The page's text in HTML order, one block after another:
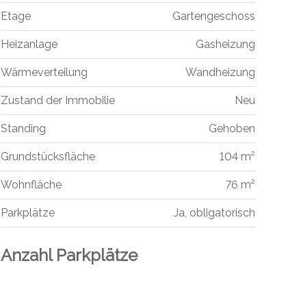
Etage Gartengeschoss
Heizanlage Gasheizung
Wärmeverteilung Wandheizung
Zustand der Immobilie Neu
Standing Gehoben
Grundstücksfläche 104 m²
Wohnfläche 76 m²
Parkplätze Ja, obligatorisch
Anzahl Parkplätze